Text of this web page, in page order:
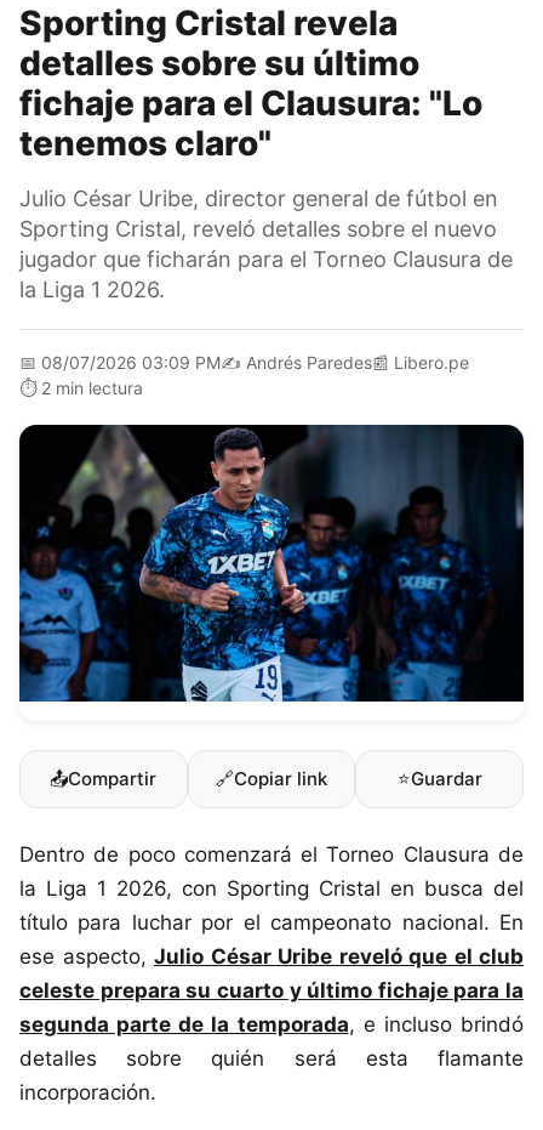
Sporting Cristal revela
detalles sobre su último
fichaje para el Clausura: "Lo
tenemos claro"
Julio César Uribe, director general de fútbol en
Sporting Cristal, reveló detalles sobre el nuevo
jugador que ficharán para el Torneo Clausura de
la Liga 1 2026.
📅 08/07/2026 03:09 PM✍️ Andrés Paredes📰 Libero.pe
⏱️ 2 min lectura
📤Compartir 🔗Copiar link ⭐Guardar
Dentro de poco comenzará el Torneo Clausura de
la Liga 1 2026, con Sporting Cristal en busca del
título para luchar por el campeonato nacional. En
ese aspecto, Julio César Uribe reveló que el club
celeste prepara su cuarto y último fichaje para la
segunda parte de la temporada, e incluso brindó
detalles sobre quién será esta flamante
incorporación.